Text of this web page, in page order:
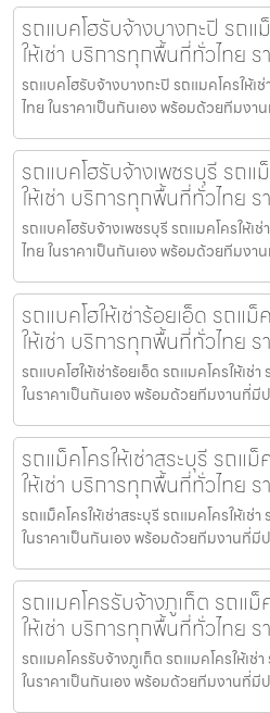
รถแบคโฮรับจ้างบางกะปิ รถแ
ให้เช่า บริการทุกพื้นที่ทั่วไทย ร
รถแบคโฮรับจ้างบางกะปิ รถแมคโครให้เ
ไทย ในราคาเป็นกันเอง พร้อมด้วยทีมงา
รถแบคโฮรับจ้างเพชรบุรี รถแ
ให้เช่า บริการทุกพื้นที่ทั่วไทย ร
รถแบคโฮรับจ้างเพชรบุรี รถแมคโครให้เ
ไทย ในราคาเป็นกันเอง พร้อมด้วยทีมง
รถแบคโฮให้เช่าร้อยเอ็ด รถแ
ให้เช่า บริการทุกพื้นที่ทั่วไทย ร
รถแบคโฮให้เช่าร้อยเอ็ด รถแมคโครให้เช่
ในราคาเป็นกันเอง พร้อมด้วยทีมงานที่มี
รถแม็คโครให้เช่าสระบุรี รถแ
ให้เช่า บริการทุกพื้นที่ทั่วไทย ร
รถแม็คโครให้เช่าสระบุรี รถแมคโครให้เช่
ในราคาเป็นกันเอง พร้อมด้วยทีมงานที่มี
รถแมคโครรับจ้างภูเก็ต รถแม็
ให้เช่า บริการทุกพื้นที่ทั่วไทย ร
รถแมคโครรับจ้างภูเก็ต รถแมคโครให้เช่
ในราคาเป็นกันเอง พร้อมด้วยทีมงานที่มี